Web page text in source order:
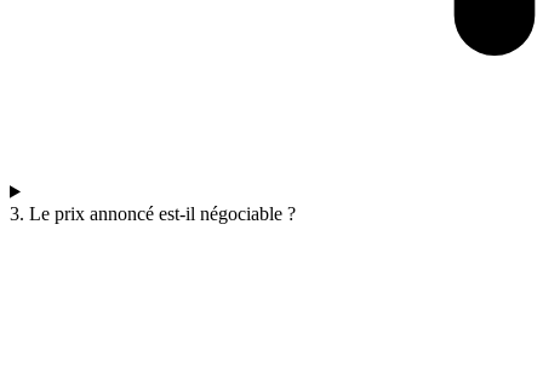
3. Le prix annoncé est-il négociable ?